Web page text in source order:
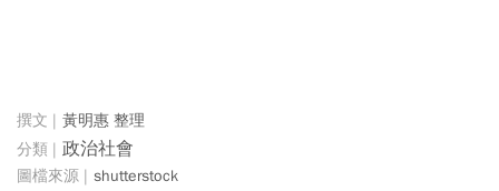
黃明惠 整理
政治社會
shutterstock